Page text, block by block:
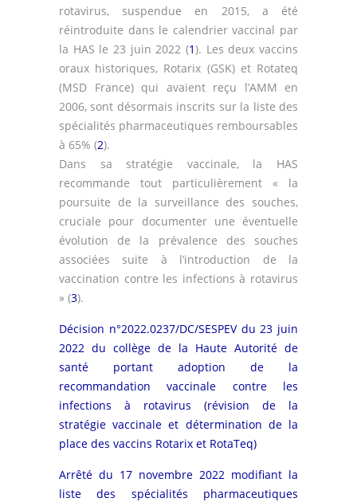
rotavirus, suspendue en 2015, a été
réintroduite dans le calendrier vaccinal par
la HAS le 23 juin 2022 (1). Les deux vaccins
oraux historiques, Rotarix (GSK) et Rotateq
(MSD France) qui avaient reçu l’AMM en
2006, sont désormais inscrits sur la liste des
spécialités pharmaceutiques remboursables
à 65% (2).
Dans sa stratégie vaccinale, la HAS
recommande tout particulièrement « la
poursuite de la surveillance des souches,
cruciale pour documenter une éventuelle
évolution de la prévalence des souches
associées suite à l’introduction de la
vaccination contre les infections à rotavirus
» (3).
Décision n°2022.0237/DC/SESPEV du 23 juin
2022 du collège de la Haute Autorité de
santé portant adoption de la
recommandation vaccinale contre les
infections à rotavirus (révision de la
stratégie vaccinale et détermination de la
place des vaccins Rotarix et RotaTeq)
Arrêté du 17 novembre 2022 modifiant la
liste des spécialités pharmaceutiques